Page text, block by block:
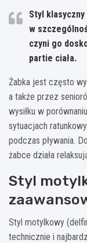
Styl
w
czyni go
partie ciała.
Żabka jest często
a także przez
wysiłku w
sytuacjach
podczas pływania.
żabce działa
Styl
Styl motylkowy
technicznie i